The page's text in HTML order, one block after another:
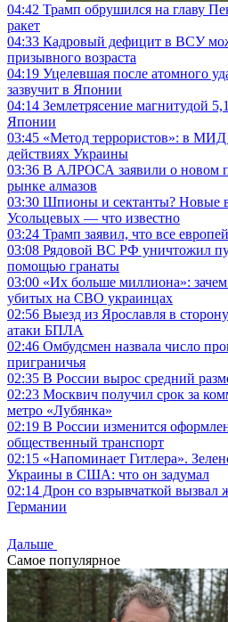
04:42 Трамп обрушился на главу
ракет
04:33 Кадровый дефицит в ВСУ
призывного возраста
04:19 Уцелевшая после атомного
зазвучит в Японии
04:14 Землетрясение магнитудой
Японии
03:45 «Метод террористов»: в
действиях Украины
03:36 В АЛРОСА заявили о новом
рынке алмазов
03:30 Шпионы и сектанты? Новые
Усольцевых — что известно
03:24 Трамп заявил, что все
03:08 Рядовой ВС РФ уничтожил
помощью гранаты
03:00 «Их больше миллиона»:
убитых на СВО украинцах
02:56 Выезд из Ярославля в
атаки БПЛА
02:46 Омбудсмен назвала число
приграничья
02:35 В России вырос средний
02:23 Москвич получил срок за
метро «Лубянка»
02:19 В России изменится
общественный транспорт
02:15 «Напоминает Гитлера».
Украины в США: что он задумал
02:14 Дрон со взрывчаткой
Германии
Дальше
Самое популярное